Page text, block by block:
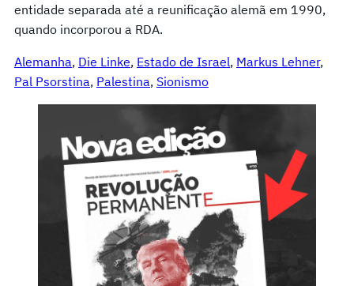
entidade separada até a reunificação alemã em 1990,
quando incorporou a RDA.
Alemanha, Die Linke, Estado de Israel, Markus Lehner
Pal Psorstina, Palestina, Sionismo